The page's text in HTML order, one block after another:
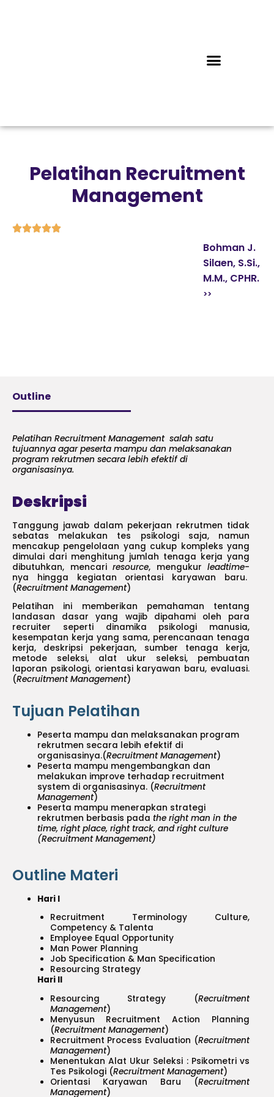
Pelatihan Recruitment
Management

Bohman J.
Silaen, S.Si.,
M.M., CPHR.
Outline
Pelatihan Recruitment Management salah satu
tujuannya agar peserta mampu dan melaksanakan
program rekrutmen secara lebih efektif di
organisasinya.
Deskripsi
Tanggung jawab dalam pekerjaan rekrutmen tidak
sebatas melakukan tes psikologi saja, namun
mencakup pengelolaan yang cukup kompleks yang
dimulai dari menghitung jumlah tenaga kerja yang
dibutuhkan, mencari resource, mengukur leadtime-
nya hingga kegiatan orientasi karyawan baru.
(Recruitment Management)
Pelatihan ini memberikan pemahaman tentang
landasan dasar yang wajib dipahami oleh para
recruiter seperti dinamika psikologi manusia,
kesempatan kerja yang sama, perencanaan tenaga
kerja, deskripsi pekerjaan, sumber tenaga kerja,
metode seleksi, alat ukur seleksi, pembuatan
laporan psikologi, orientasi karyawan baru, evaluasi.
(Recruitment Management)
Tujuan Pelatihan
Peserta mampu dan melaksanakan program
rekrutmen secara lebih efektif di
organisasinya.(Recruitment Management)
Peserta mampu mengembangkan dan
melakukan improve terhadap recruitment
system di organisasinya. (Recruitment
Management)
Peserta mampu menerapkan strategi
rekrutmen berbasis pada the right man in the
time, right place, right track, and right culture
(Recruitment Management)
Outline Materi
Hari I
Recruitment Terminology Culture,
Competency & Talenta
Employee Equal Opportunity
Man Power Planning
Job Specification & Man Specification
Resourcing Strategy
Hari II
Resourcing Strategy (Recruitment
Management)
Menyusun Recruitment Action Planning
(Recruitment Management)
Recruitment Process Evaluation (Recruitment
Management)
Menentukan Alat Ukur Seleksi : Psikometri vs
Tes Psikologi (Recruitment Management)
Orientasi Karyawan Baru (Recruitment
Management)